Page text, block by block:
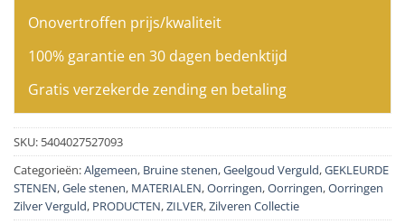
Onovertroffen prijs/kwaliteit
100% garantie en 30 dagen bedenktijd
Gratis verzekerde zending en betaling
SKU: 5404027527093
Categorieën:Algemeen, Bruine stenen,Geelgoud Verguld,GEKLEURDE
STENEN,Gele stenen, MATERIALEN,Oorringen,Oorringen,Oorringen
Zilver Verguld, PRODUCTEN,ZILVER,Zilveren Collectie